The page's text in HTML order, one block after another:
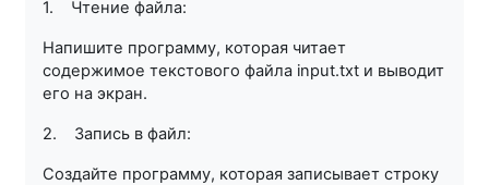
1. Чтение файла:
Напишите программу, которая читает
содержимое текстового файла input.txt и выводит
его на экран.
2. Запись в файл:
Создайте программу, которая записывает строку